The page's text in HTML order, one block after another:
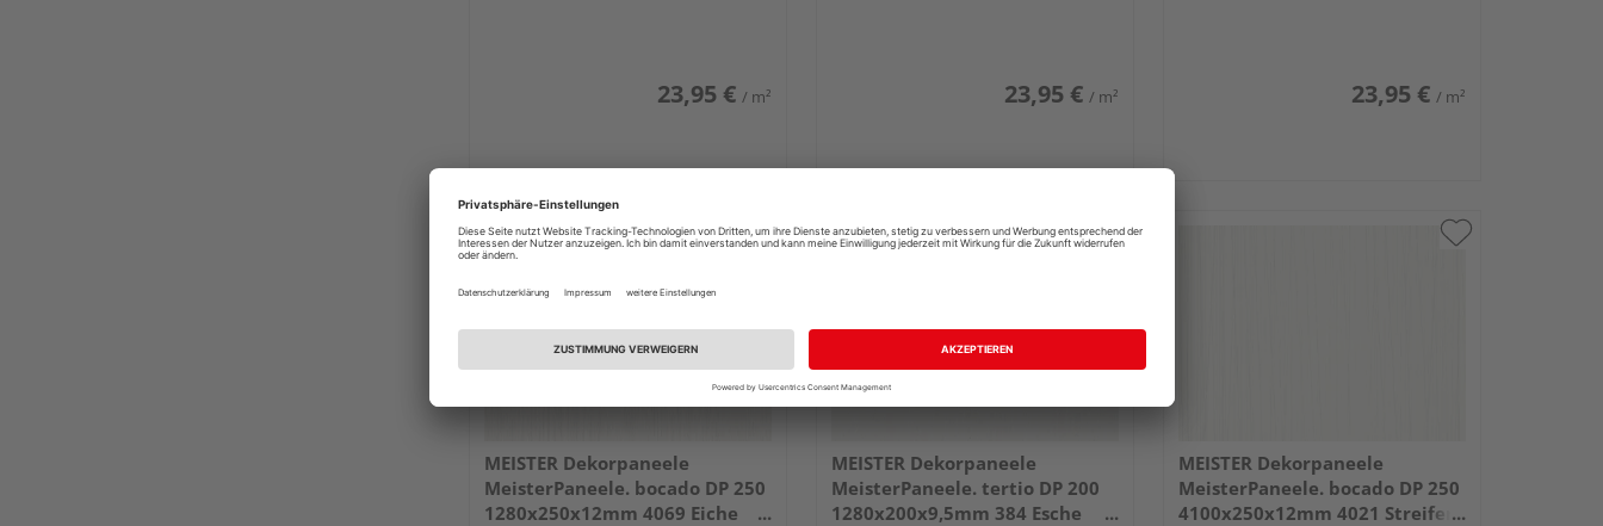
23,95 € / m² 23,95 € / m² 23,95 € / m²
MEISTER Dekorpaneele
MeisterPaneele. bocado DP 250
1280x250x12mm 4069 Eiche
MEISTER Dekorpaneele
MeisterPaneele. tertio DP 200
1280x200x9,5mm 384 Esche
MEISTER Dekorpaneele
MeisterPaneele. bocado DP 250
4100x250x12mm 4021 Streifer